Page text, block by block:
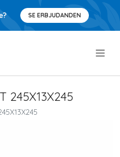
SE ERBJUDANDEN
245X13X245